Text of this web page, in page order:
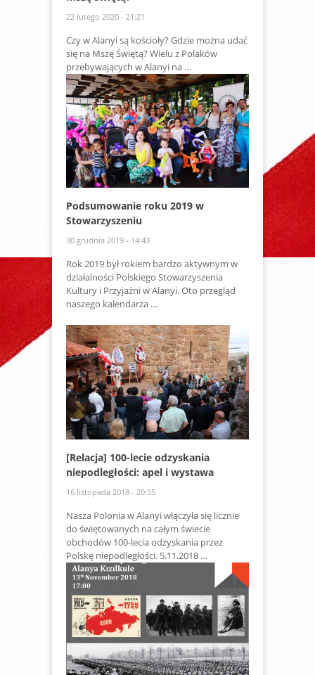
22 lutego 2020 - 21:21
Czy w Alanyi są kościoły? Gdzie można udać
się na Mszę Świętą? Wielu z Polaków
przebywających w Alanyi na …
Podsumowanie roku 2019 w
Stowarzyszeniu
30 grudnia 2019 - 14:43
Rok 2019 był rokiem bardzo aktywnym w
działalności Polskiego Stowarzyszenia
Kultury i Przyjaźni w Alanyi. Oto przegląd
naszego kalendarza …
[Relacja] 100-lecie odzyskania
niepodległości: apel i wystawa
16 listopada 2018 - 20:55
Nasza Polonia w Alanyi włączyła się licznie
do świętowanych na całym świecie
obchodów 100-lecia odzyskania przez
Polskę niepodległości. 5.11.2018 …